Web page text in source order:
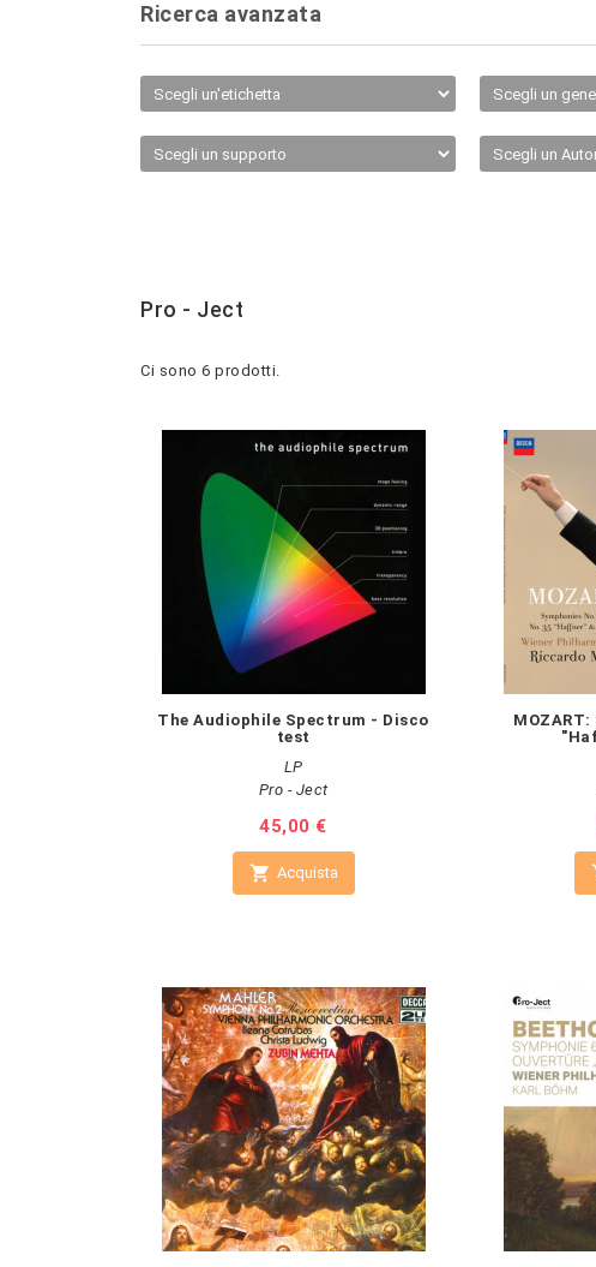
Ricerca avanzata
Pro - Ject
Ci sono 6 prodotti.
The Audiophile Spectrum - Disco
test
LP
Pro - Ject
Prezzo
45,00 €
 Acquista